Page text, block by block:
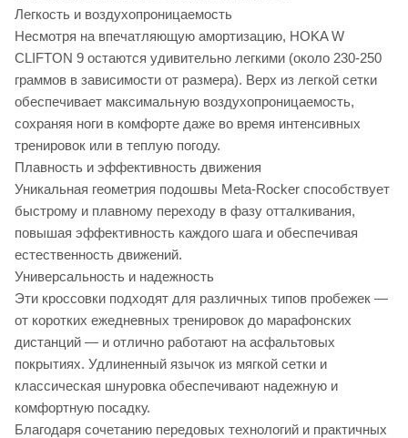
Легкость и воздухопроницаемость
Несмотря на впечатляющую амортизацию, HOKA W
CLIFTON 9 остаются удивительно легкими (около 230-250
граммов в зависимости от размера). Верх из легкой сетки
обеспечивает максимальную воздухопроницаемость,
сохраняя ноги в комфорте даже во время интенсивных
тренировок или в теплую погоду.
Плавность и эффективность движения
Уникальная геометрия подошвы Meta-Rocker способствует
быстрому и плавному переходу в фазу отталкивания,
повышая эффективность каждого шага и обеспечивая
естественность движений.
Универсальность и надежность
Эти кроссовки подходят для различных типов пробежек —
от коротких ежедневных тренировок до марафонских
дистанций — и отлично работают на асфальтовых
покрытиях. Удлиненный язычок из мягкой сетки и
классическая шнуровка обеспечивают надежную и
комфортную посадку.
Благодаря сочетанию передовых технологий и практичных